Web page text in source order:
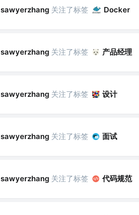
sawyerzhang 关注了标签 Docker
sawyerzhang 关注了标签 产品经理
sawyerzhang 关注了标签 设计
sawyerzhang 关注了标签 面试
sawyerzhang 关注了标签 代码规范